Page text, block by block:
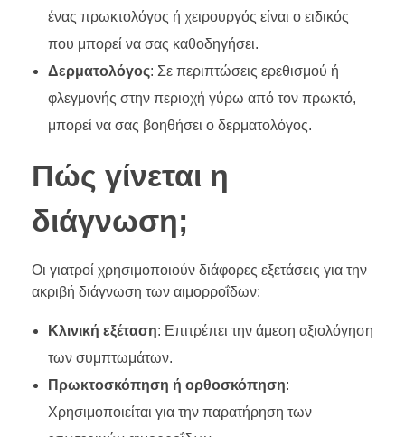
ένας πρωκτολόγος ή χειρουργός είναι ο ειδικός
που μπορεί να σας καθοδηγήσει.
Δερματολόγος: Σε περιπτώσεις ερεθισμού ή
φλεγμονής στην περιοχή γύρω από τον πρωκτό,
μπορεί να σας βοηθήσει ο δερματολόγος.
Πώς γίνεται η
διάγνωση;
Οι γιατροί χρησιμοποιούν διάφορες εξετάσεις για την
ακριβή διάγνωση των αιμορροΐδων:
Κλινική εξέταση: Επιτρέπει την άμεση αξιολόγηση
των συμπτωμάτων.
Πρωκτοσκόπηση ή ορθοσκόπηση:
Χρησιμοποιείται για την παρατήρηση των